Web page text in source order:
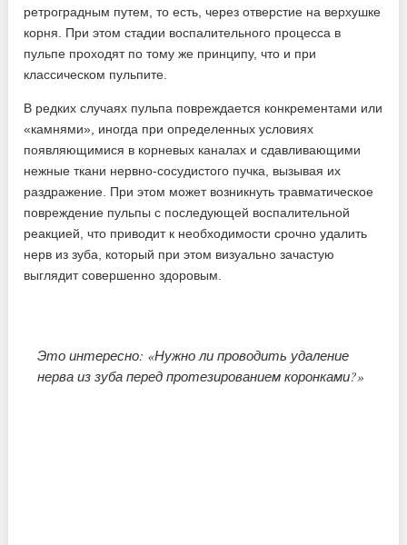
ретроградным путем, то есть, через отверстие на верхушке
корня. При этом стадии воспалительного процесса в
пульпе проходят по тому же принципу, что и при
классическом пульпите.
В редких случаях пульпа повреждается конкрементами или
«камнями», иногда при определенных условиях
появляющимися в корневых каналах и сдавливающими
нежные ткани нервно-сосудистого пучка, вызывая их
раздражение. При этом может возникнуть травматическое
повреждение пульпы с последующей воспалительной
реакцией, что приводит к необходимости срочно удалить
нерв из зуба, который при этом визуально зачастую
выглядит совершенно здоровым.
Это интересно: «Нужно ли проводить удаление
нерва из зуба перед протезированием коронками?»